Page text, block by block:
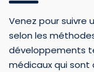
Venez pour suivre
selon les
développements
médicaux qui sont